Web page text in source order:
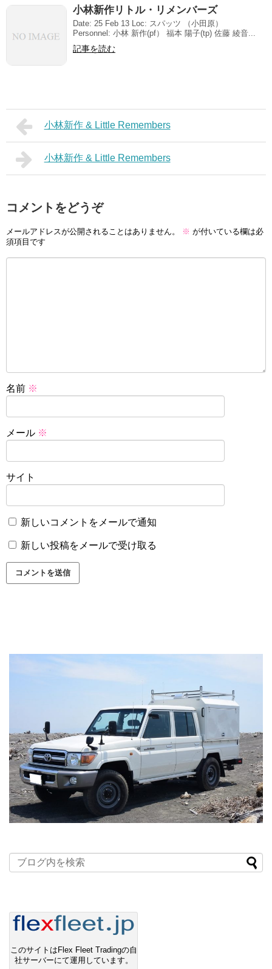
小林新作リトル・リメンバーズ
Date: 25 Feb 13 Loc: スパッツ （小田原）
Personnel: 小林 新作(pf） 福本 陽子(tp) 佐藤 綾音...
記事を読む
小林新作 & Little Remembers
小林新作 & Little Remembers
コメントをどうぞ
メールアドレスが公開されることはありません。 ※ が付いている欄は必
須項目です
名前 ※
メール ※
サイト
新しいコメントをメールで通知
新しい投稿をメールで受け取る
このサイトはFlex Fleet Tradingの自
社サーバーにて運用しています。